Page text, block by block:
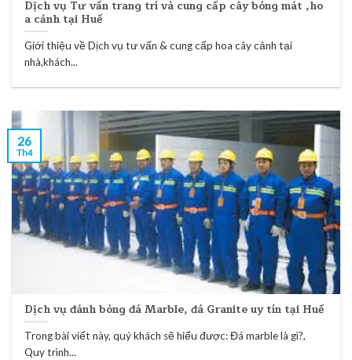
Dịch vụ Tư vấn trang trí và cung cấp cây bóng mát ,ho
a cảnh tại Huế
Giới thiệu về Dịch vụ tư vấn & cung cấp hoa cây cảnh tại
nhà,khách...
Dịch vụ đánh bóng đá Marble, đá Granite uy tín tại Huế
Trong bài viết này, quý khách sẽ hiểu được: Đá marble là gì?,
Quy trình...
26
Th4